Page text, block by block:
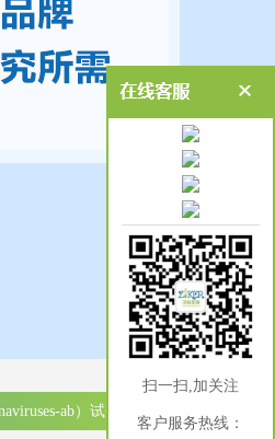
ab）试剂盒
扫一扫,加关注
客户服务热线：